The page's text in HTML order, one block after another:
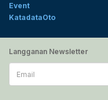
Event
KatadataOto
Langganan Newsletter
Email